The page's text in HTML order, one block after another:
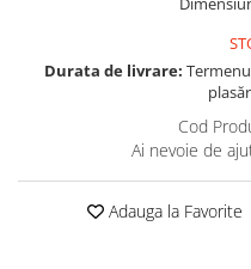
Oglinzi
Ghivece si jardiniere
Accesorii pentru servire
Textile pentru casa
Corpuri de iluminat
Durata de livrare:
Cod
Ai nevoie de
Adauga la Favorite